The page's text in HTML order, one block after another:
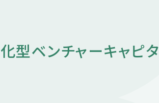
型ベンチャーキャピ